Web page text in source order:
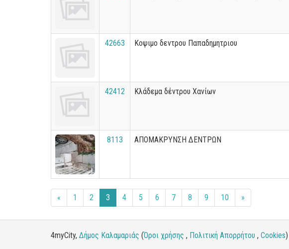
42663 Κοψιμο δεντρου Παπαδημητριου
42412 Κλάδεμα δέντρου Χανίων
8113 ΑΠΟΜΑΚΡΥΝΣΗ ΔΕΝΤΡΩΝ
« 1 2 3 4 5 6 7 8 9 10 »
4myCity, Δήμος Καλαμαριάς (Όροι χρήσης , Πολιτική Απορρήτου , Cookies)